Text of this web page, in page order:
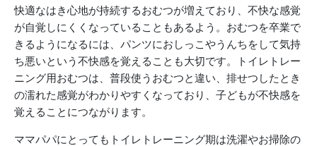
快適なはき心地が持続するおむつが増えており、不快な感覚
が自覚しにくくなっていることもあるよう。おむつを卒業で
きるようになるには、パンツにおしっこやうんちをして気持
ち悪いという不快感を覚えることも大切です。トイレトレー
ニング用おむつは、普段使うおむつと違い、排せつしたとき
の濡れた感覚がわかりやすくなっており、子どもが不快感を
覚えることにつながります。
ママパパにとってもトイレトレーニング期は洗濯やお掃除の